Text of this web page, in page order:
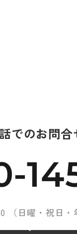
でのお問合
（日曜・祝日・